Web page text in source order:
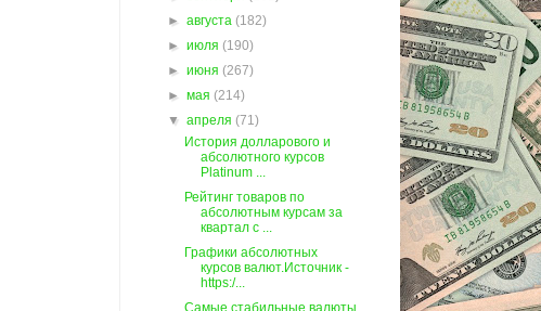
►августа(182)
►июля(190)
►июня(267)
►мая(214)
▼апреля(71)
История долларового и
абсолютного курсов
Platinum ...
Рейтинг товаров по
абсолютным курсам за
квартал c ...
Графики абсолютных
курсов валют.Источник -
https:/...
Самые стабильные валюты